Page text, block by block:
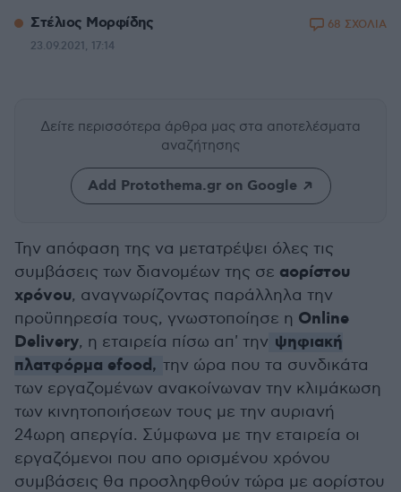
Στέλιος Μορφίδης
23.09.2021, 17:14
68 ΣΧΟΛΙΑ
Δείτε περισσότερα άρθρα μας στα αποτελέσματα
αναζήτησης
Add Protothema.gr on Google
Την απόφαση της να μετατρέψει όλες τις
συμβάσεις των διανομέων της σε αορίστου
χρόνου, αναγνωρίζοντας παράλληλα την
προϋπηρεσία τους, γνωστοποίησε η Online
Delivery, η εταιρεία πίσω απ' την ψηφιακή
πλατφόρμα efood, την ώρα που τα συνδικάτα
των εργαζομένων ανακοίνωναν την κλιμάκωση
των κινητοποιήσεων τους με την αυριανή
24ωρη απεργία. Σύμφωνα με την εταιρεία οι
εργαζόμενοι που απο ορισμένου χρόνου
συμβάσεις θα προσληφθούν τώρα με αορίστου